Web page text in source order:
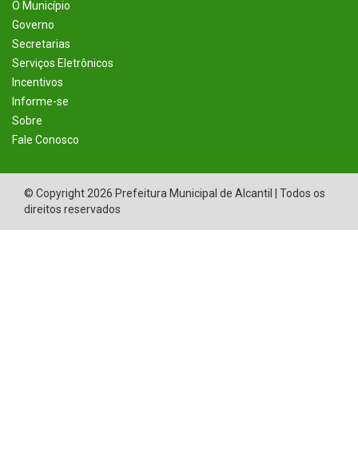
O Município
Governo
Secretarias
Serviços Eletrônicos
Incentivos
Informe-se
Sobre
Fale Conosco
© Copyright 2026 Prefeitura Municipal de Alcantil | Todos os
direitos reservados